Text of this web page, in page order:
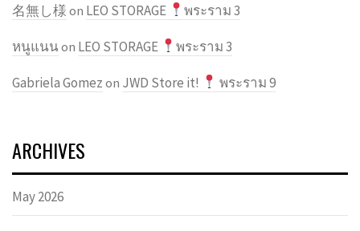
名無し様 on LEO STORAGE พระราม 3
หนูแนน on LEO STORAGE พระราม 3
Gabriela Gomez on JWD Store it! พระราม 9
ARCHIVES
May 2026